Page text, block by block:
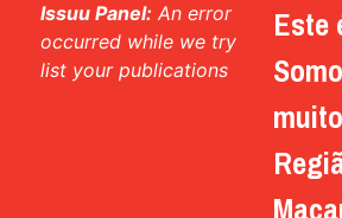
Issuu Panel: An error
occurred while we try
list your publications
Este